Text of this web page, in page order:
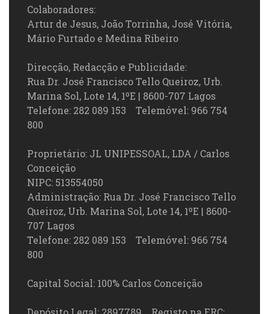
Colaboradores:
Artur de Jesus, João Torrinha, José Vitória,
Mário Furtado e Medina Ribeiro
Direcção, Redacção e Publicidade:
Rua Dr. José Francisco Tello Queiroz, Urb.
Marina Sol, Lote 14, 1ºE | 8600-707 Lagos
Telefone: 282 089 153 Telemóvel: 966 754
800
Proprietário: JL UNIPESSOAL, LDA / Carlos
Conceição
NIPC: 513554050
Administração: Rua Dr. José Francisco Tello
Queiroz, Urb. Marina Sol, Lote 14, 1ºE | 8600-
707 Lagos
Telefone: 282 089 153 Telemóvel: 966 754
800
Capital Social: 100% Carlos Conceição